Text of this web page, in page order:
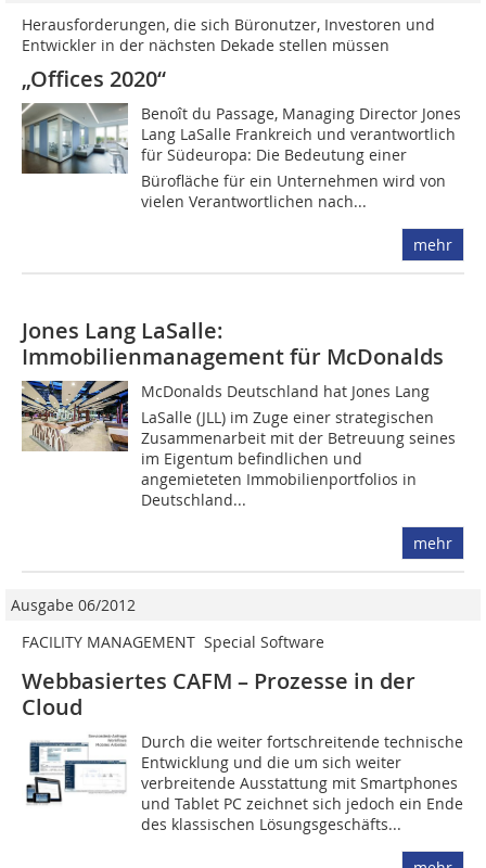
Herausforderungen, die sich Büronutzer, Investoren und
Entwickler in der nächsten Dekade stellen müssen
„Offices 2020“
Benoît du Passage, Managing Director Jones
Lang LaSalle Frankreich und verantwortlich
für Südeuropa: Die Bedeutung einer
Bürofläche für ein Unternehmen wird von
vielen ­Verantwortlichen nach...
mehr
Jones Lang LaSalle:
Immobilienmanagement für McDonalds
McDonalds Deutschland hat Jones Lang
LaSalle (JLL) im Zuge einer strategischen
Zusammenarbeit mit der Betreuung seines
im Eigentum befindlichen und
angemieteten Immobilienportfolios in
Deutschland...
mehr
Ausgabe 06/2012
FACILITY MANAGEMENT  Special Software
Webbasiertes CAFM – Prozesse in der
Cloud
Durch die weiter fortschreitende technische
Entwicklung und die um sich weiter
verbreitende Ausstattung mit Smartphones
und Tablet PC zeichnet sich jedoch ein Ende
des klassischen ­Lösungsgeschäfts...